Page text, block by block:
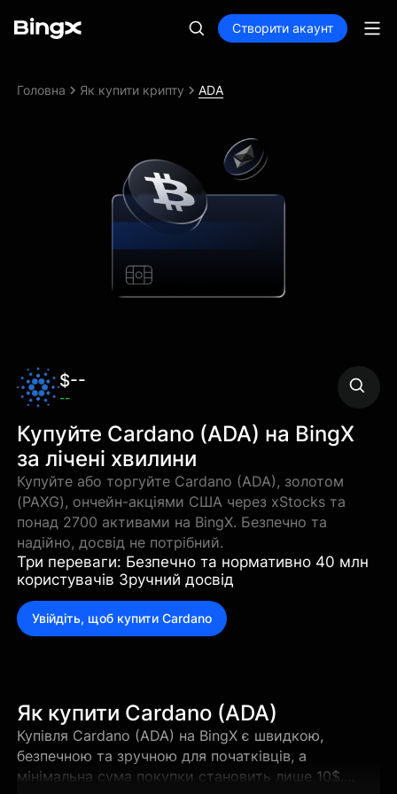
Створити акаунт
Головна Як купити крипту ADA
$--
--
Купуйте Cardano (ADA) на BingX
за лічені хвилини
Купуйте або торгуйте Cardano (ADA), золотом
(PAXG), ончейн-акціями США через xStocks та
понад 2700 активами на BingX. Безпечно та
надійно, досвід не потрібний.
Три переваги: Безпечно та нормативно 40 млн
користувачів Зручний досвід
Увійдіть, щоб купити Cardano
Як купити Cardano (ADA)
Купівля Cardano (ADA) на BingX є швидкою,
безпечною та зручною для початківців, а
мінімальна сума покупки становить лише 10$.